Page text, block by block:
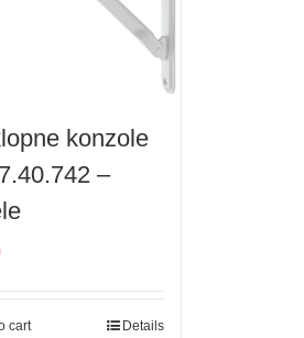
konzole
–
cart Details